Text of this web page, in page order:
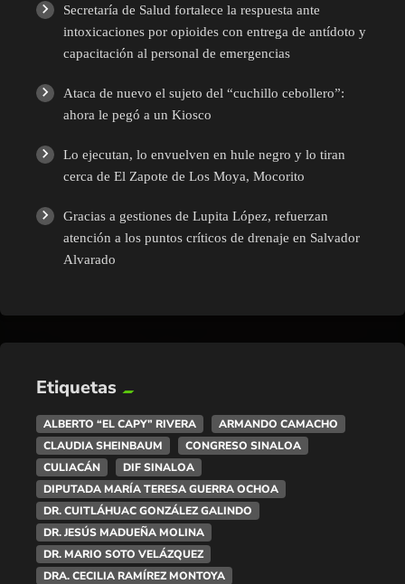
Secretaría de Salud fortalece la respuesta ante
intoxicaciones por opioides con entrega de antídoto y
capacitación al personal de emergencias
Ataca de nuevo el sujeto del “cuchillo cebollero”:
ahora le pegó a un Kiosco
Lo ejecutan, lo envuelven en hule negro y lo tiran
cerca de El Zapote de Los Moya, Mocorito
Gracias a gestiones de Lupita López, refuerzan
atención a los puntos críticos de drenaje en Salvador
Alvarado
Etiquetas
ALBERTO “EL CAPY” RIVERA
ARMANDO CAMACHO
CLAUDIA SHEINBAUM
CONGRESO SINALOA
CULIACÁN
DIF SINALOA
DIPUTADA MARÍA TERESA GUERRA OCHOA
DR. CUITLÁHUAC GONZÁLEZ GALINDO
DR. JESÚS MADUEÑA MOLINA
DR. MARIO SOTO VELÁZQUEZ
DRA. CECILIA RAMÍREZ MONTOYA